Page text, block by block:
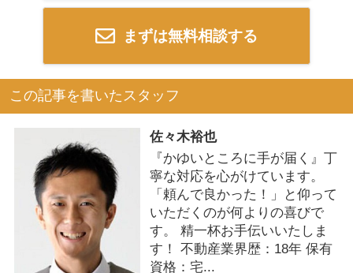
まずは無料相談する
この記事を書いたスタッフ
佐々木裕也
『かゆいところに手が届く』丁
寧な対応を心がけています。
「頼んで良かった！」と仰って
いただくのが何よりの喜びで
す。 精一杯お手伝いいたしま
す！ 不動産業界歴：18年 保有
資格：宅...